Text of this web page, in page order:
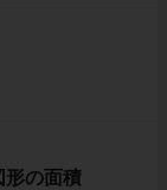
形の面積